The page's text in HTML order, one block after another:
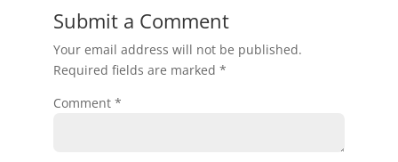
Submit a Comment
Your email address will not be published.
Required fields are marked *
Comment *